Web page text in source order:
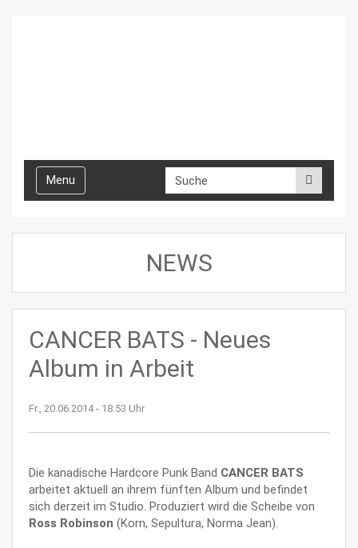
Toggle
navigation
Menu
NEWS
CANCER BATS - Neues
Album in Arbeit
Fr., 20.06.2014 - 18:53 Uhr
Die kanadische Hardcore Punk Band CANCER BATS
arbeitet aktuell an ihrem fünften Album und befindet
sich derzeit im Studio. Produziert wird die Scheibe von
Ross Robinson (Korn, Sepultura, Norma Jean).